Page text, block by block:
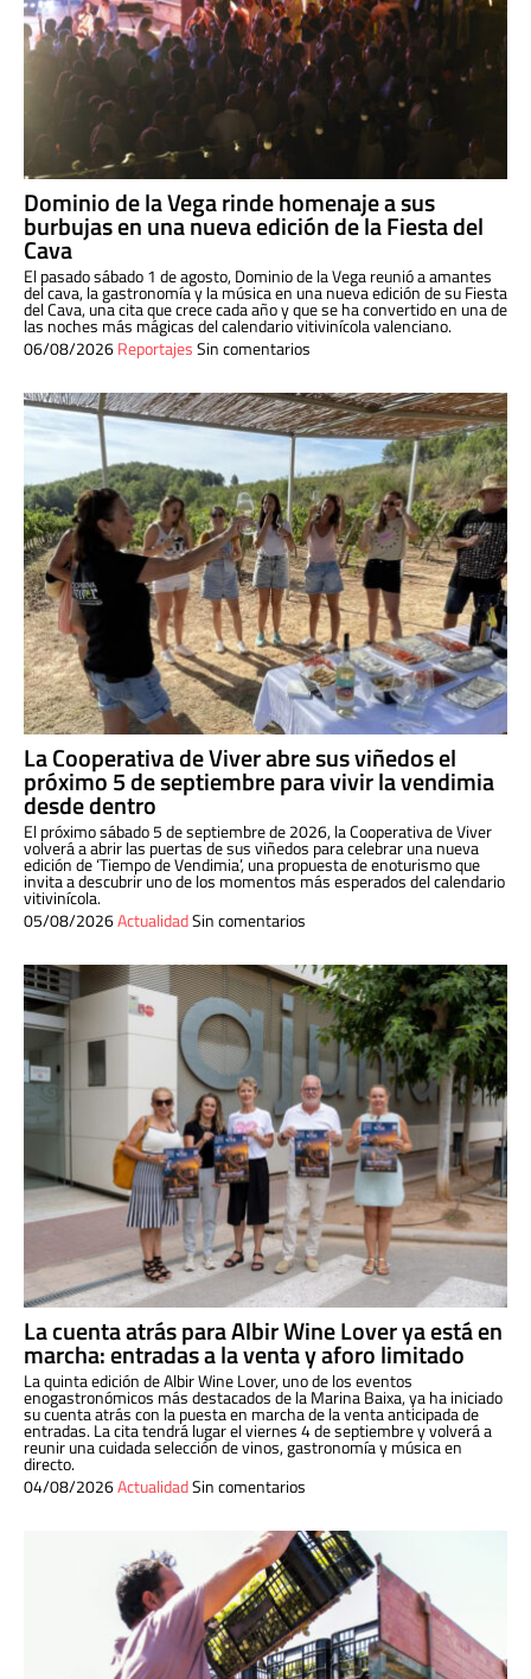
Dominio de la Vega rinde homenaje a sus
burbujas en una nueva edición de la Fiesta del
Cava
El pasado sábado 1 de agosto, Dominio de la Vega reunió a amantes
del cava, la gastronomía y la música en una nueva edición de su Fiesta
del Cava, una cita que crece cada año y que se ha convertido en una de
las noches más mágicas del calendario vitivinícola valenciano.
06/08/2026ReportajesSin comentarios
La Cooperativa de Viver abre sus viñedos el
próximo 5 de septiembre para vivir la vendimia
desde dentro
El próximo sábado 5 de septiembre de 2026, la Cooperativa de Viver
volverá a abrir las puertas de sus viñedos para celebrar una nueva
edición de ‘Tiempo de Vendimia’, una propuesta de enoturismo que
invita a descubrir uno de los momentos más esperados del calendario
vitivinícola.
05/08/2026ActualidadSin comentarios
La cuenta atrás para Albir Wine Lover ya está en
marcha: entradas a la venta y aforo limitado
La quinta edición de Albir Wine Lover, uno de los eventos
enogastronómicos más destacados de la Marina Baixa, ya ha iniciado
su cuenta atrás con la puesta en marcha de la venta anticipada de
entradas. La cita tendrá lugar el viernes 4 de septiembre y volverá a
reunir una cuidada selección de vinos, gastronomía y música en
directo.
04/08/2026ActualidadSin comentarios